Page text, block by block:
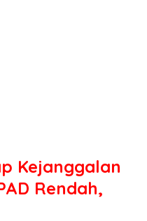
Kejanggalan
Rendah,